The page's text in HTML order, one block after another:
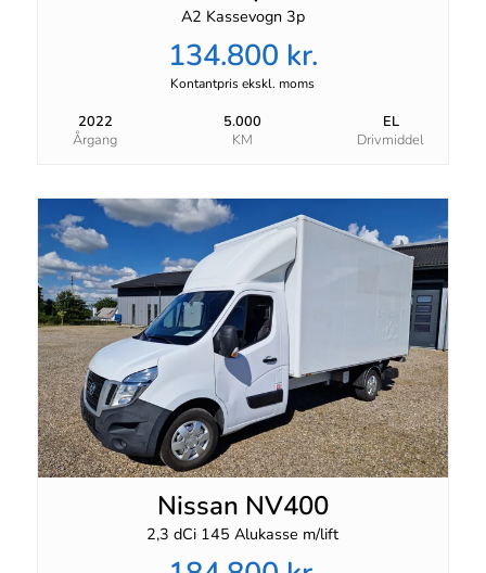
A2 Kassevogn 3p
134.800 kr.
Kontantpris ekskl. moms
2022
Årgang
5.000
KM
EL
Drivmiddel
Nissan NV400
2,3 dCi 145 Alukasse m/lift